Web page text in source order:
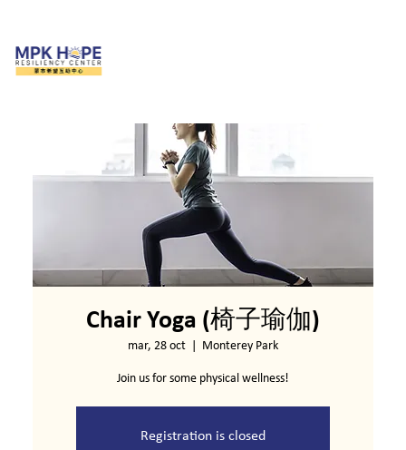
Chair Yoga (椅子瑜伽)
mar, 28 oct Monterey Park
Join us for some physical wellness!
Registration is closed